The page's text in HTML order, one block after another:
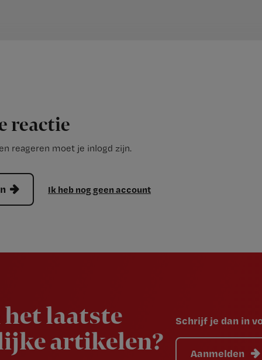
reactie
reageren moet je inlogd zijn.
Ik heb nog geen account
laatste
artikelen?
Schrijf je dan in
Aanmelden